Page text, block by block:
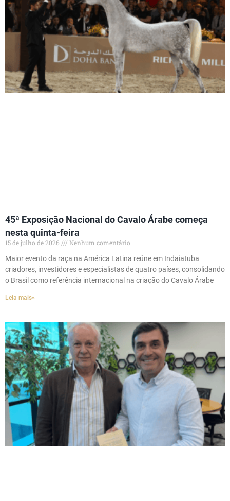
45ª Exposição Nacional do Cavalo Árabe começa
nesta quinta-feira
15 de julho de 2026
Nenhum comentário
Maior evento da raça na América Latina reúne em Indaiatuba
criadores, investidores e especialistas de quatro países, consolidando
o Brasil como referência internacional na criação do Cavalo Árabe
Leia mais»